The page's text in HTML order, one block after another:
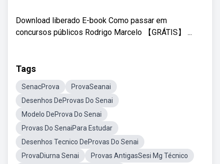
Download liberado E-book Como passar em
concursos públicos Rodrigo Marcelo 【GRÁTIS】 ...
Tags
SenacProva
ProvaSeanai
Desenhos DeProvas Do Senai
Modelo DeProva Do Senai
Provas Do SenaiPara Estudar
Desenhos Tecnico DeProvas Do Senai
ProvaDiurna Senai
Provas AntigasSesi Mg Técnico